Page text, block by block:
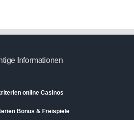
Informationen
online Casinos
Bonus & Freispiele